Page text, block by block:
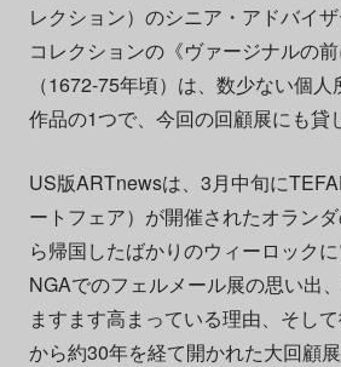
レクション）のシニア・アドバイ
コレクションの《ヴァージナルの前
（1672-75年頃）は、数少ない個
作品の1つで、今回の回顧展にも貸
US版ARTnewsは、3月中旬に
ートフェア）が開催されたオラン
ら帰国したばかりのウィーロックに
NGAでのフェルメール展の思い出
ますます高まっている理由、そし
から約30年を経て開かれた大回顧展